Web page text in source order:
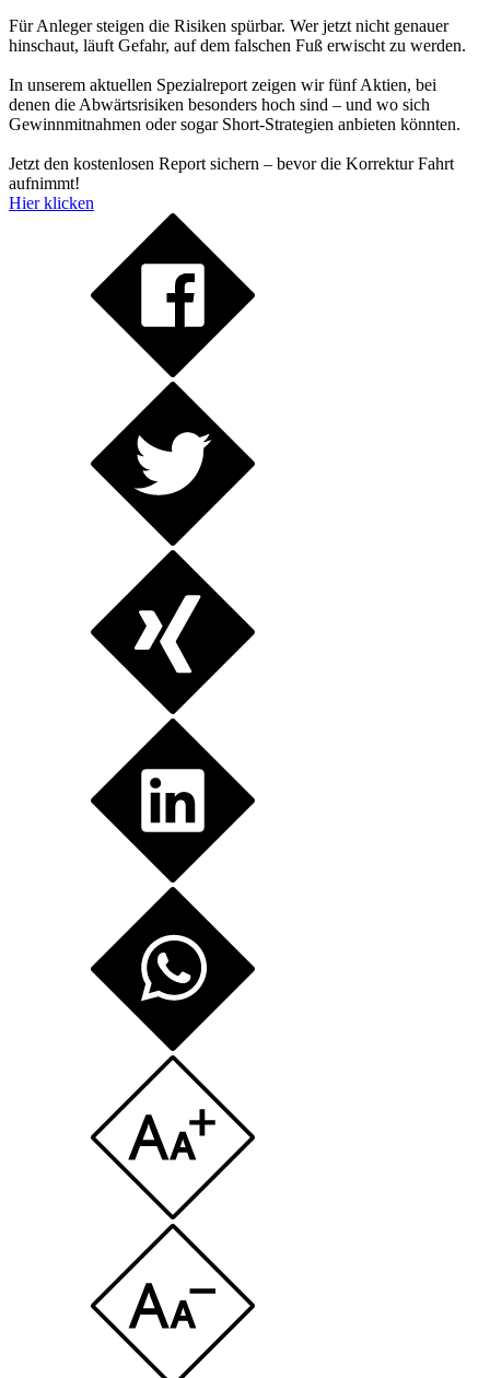
Für Anleger steigen die Risiken spürbar. Wer jetzt nicht genauer
hinschaut, läuft Gefahr, auf dem falschen Fuß erwischt zu werden.
In unserem aktuellen Spezialreport zeigen wir fünf Aktien, bei
denen die Abwärtsrisiken besonders hoch sind – und wo sich
Gewinnmitnahmen oder sogar Short-Strategien anbieten könnten.
Jetzt den kostenlosen Report sichern – bevor die Korrektur Fahrt
aufnimmt!
Hier klicken